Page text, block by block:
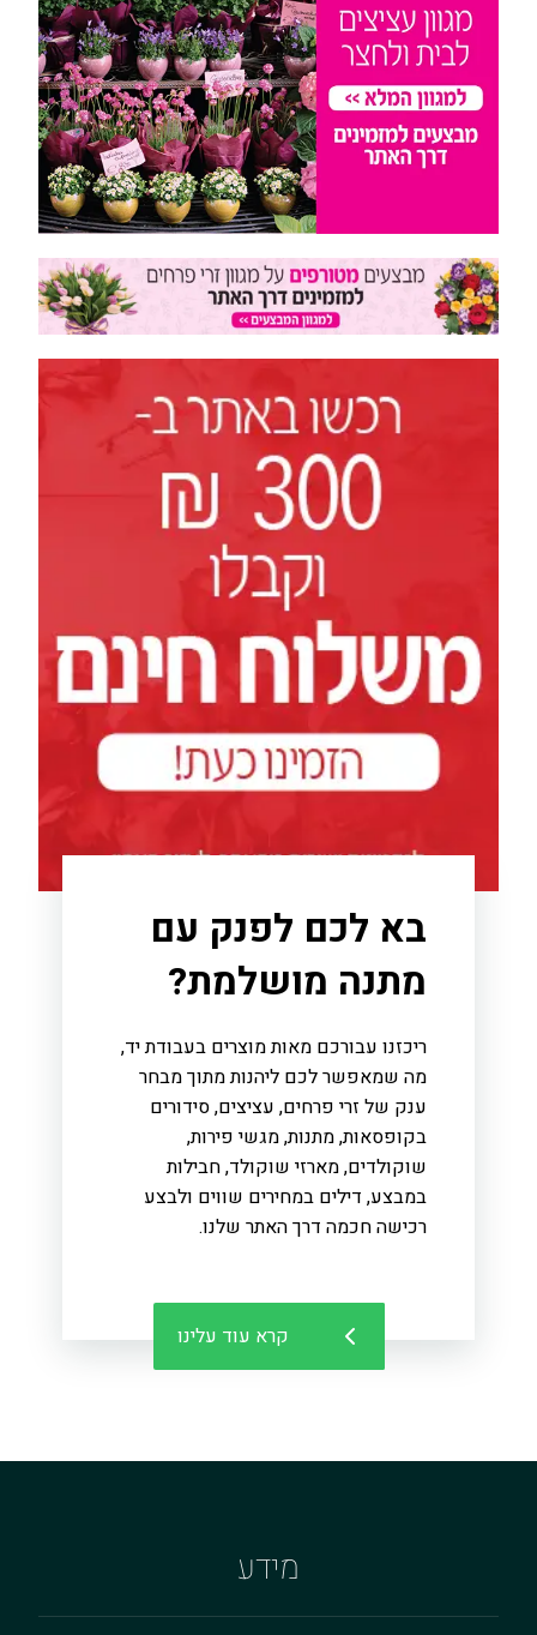
בא לכם לפנק עם
מתנה מושלמת?
ריכזנו עבורכם מאות מוצרים בעבודת יד,
מה שמאפשר לכם ליהנות מתוך מבחר
ענק של זרי פרחים, עציצים, סידורים
בקופסאות, מתנות, מגשי פירות,
שוקולדים, מארזי שוקולד, חבילות
במבצע, דילים במחירים שווים ולבצע
רכישה חכמה דרך האתר שלנו.
קרא עוד עלינו
מידע